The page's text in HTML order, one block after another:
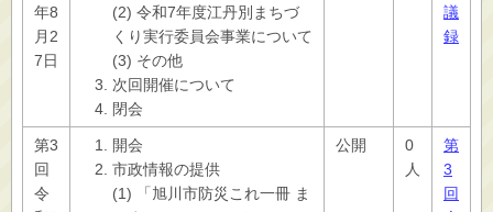
年8
月2
7日
(2) 令和7年度江丹別まちづ
くり実行委員会事業について
(3) その他
次回開催について
閉会
議
録
第3
回
令
開会
市政情報の提供
(1) 「旭川市防災これ一冊 ま
公開
0
人
第
3
回